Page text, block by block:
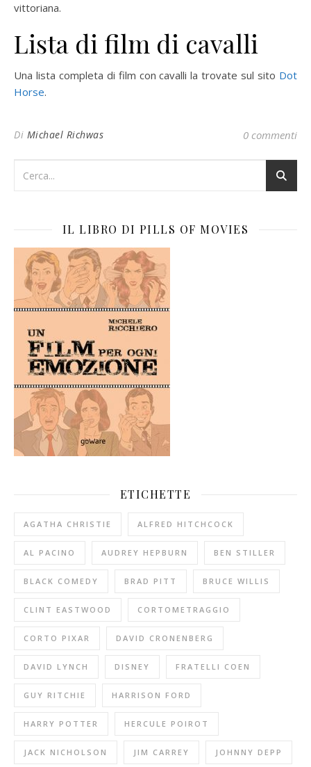
vittoriana.
Lista di film di cavalli
Una lista completa di film con cavalli la trovate sul sito Dot
Horse.
Di Michael Richwas 0 commenti
IL LIBRO DI PILLS OF MOVIES
ETICHETTE
AGATHA CHRISTIE ALFRED HITCHCOCK
AL PACINO AUDREY HEPBURN BEN STILLER
BLACK COMEDY BRAD PITT BRUCE WILLIS
CLINT EASTWOOD CORTOMETRAGGIO
CORTO PIXAR DAVID CRONENBERG
DAVID LYNCH DISNEY FRATELLI COEN
GUY RITCHIE HARRISON FORD
HARRY POTTER HERCULE POIROT
JACK NICHOLSON JIM CARREY JOHNNY DEPP